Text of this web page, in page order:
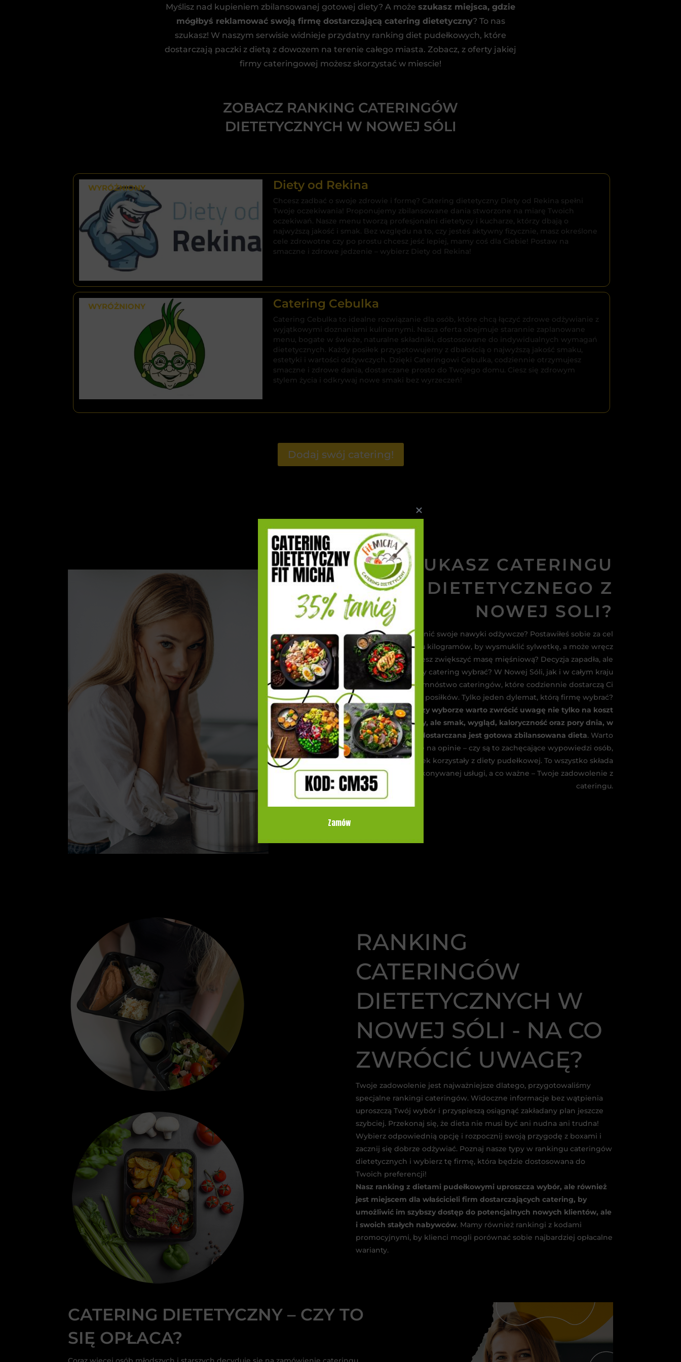
Myślisz nad kupieniem zbilansowanej gotowej diety? A może szukasz miejsca, gdzie
mógłbyś reklamować swoją firmę dostarczającą catering dietetyczny? To nas
szukasz! W naszym serwisie widnieje przydatny ranking diet pudełkowych, które
dostarczają paczki z dietą z dowozem na terenie całego miasta. Zobacz, z oferty jakiej
firmy cateringowej możesz skorzystać w miescie!
ZOBACZ RANKING CATERINGÓW
DIETETYCZNYCH W NOWEJ SÓLI
WYRÓŻNIONY Diety od Rekina
Chcesz zadbać o swoje zdrowie i formę? Catering dietetyczny Diety od Rekina spełni
Twoje oczekiwania! Proponujemy zbilansowane dania stworzone na miarę Twoich
oczekiwań. Nasze menu tworzą profesjonalni dietetycy i kucharze, którzy dbają o
najwyższą jakość i smak. Bez względu na to, czy jesteś aktywny fizycznie, masz określone
cele zdrowotne czy po prostu chcesz jeść lepiej, mamy coś dla Ciebie! Postaw na
smaczne i zdrowe jedzenie – wybierz Diety od Rekina!
WYRÓŻNIONY Catering Cebulka
Catering Cebulka to idealne rozwiązanie dla osób, które chcą łączyć zdrowe odżywianie z
wyjątkowymi doznaniami kulinarnymi. Nasza oferta obejmuje starannie zaplanowane
menu, bogate w świeże, naturalne składniki, dostosowane do indywidualnych wymagań
dietetycznych. Każdy posiłek przygotowujemy z dbałością o najwyższą jakość smaku,
estetyki i wartości odżywczych. Dzięki Cateringowi Cebulka, codziennie otrzymujesz
smaczne i zdrowe dania, dostarczane prosto do Twojego domu. Ciesz się zdrowym
stylem życia i odkrywaj nowe smaki bez wyrzeczeń!
Dodaj swój catering!
SZUKASZ CATERINGU
DIETETYCZNEGO Z
NOWEJ SOLI?
Planujesz przemienić swoje nawyki odżywcze? Postawiłeś sobie za cel
zgubienie kilku kilogramów, by wysmuklić sylwetkę, a może wręcz
przeciwnie – chcesz zwiększyć masę mięśniową? Decyzja zapadła, ale
nie wiesz który catering wybrać? W Nowej Sóli, jak i w całym kraju
funkcjonuje mnóstwo cateringów, które codziennie dostarczą Ci
zestaw gotowych posiłków. Tylko jeden dylemat, którą firmę wybrać?
Pamiętaj, że
przy wyborze warto zwrócić uwagę nie tylko na koszt
czy rodzaj diety, ale smak, wygląd, kaloryczność oraz pory dnia, w
których dostarczana jest gotowa zbilansowana dieta. Warto
popatrzyć także na opinie – czy są to zachęcające wypowiedzi osób,
które kiedykolwiek korzystały z diety pudełkowej. To wszystko składa
się na jakość wykonywanej usługi, a co ważne – Twoje zadowolenie z
cateringu.
RANKING
CATERINGÓW
DIETETYCZNYCH W
NOWEJ SÓLI - NA CO
ZWRÓCIĆ UWAGĘ?
Twoje zadowolenie jest najważniejsze dlatego, przygotowaliśmy
specjalne rankingi cateringów. Widoczne informacje bez wątpienia
uproszczą Twój wybór i przyspieszą osiągnąć zakładany plan jeszcze
szybciej. Przekonaj się, że dieta nie musi być ani nudna ani trudna!
Wybierz odpowiednią opcję i rozpocznij swoją przygodę z boxami i
zacznij się dobrze odżywiać. Poznaj nasze typy w rankingu cateringów
dietetycznych i wybierz tę firmę, która będzie dostosowana do
Twoich preferencji!
Nasz ranking z dietami pudełkowymi uproszcza wybór, ale również
jest miejscem dla właścicieli firm dostarczających catering, by
umożliwić im szybszy dostęp do potencjalnych nowych klientów, ale
i swoich stałych nabywców. Mamy również rankingi z kodami
promocyjnymi, by klienci mogli porównać sobie najbardziej opłacalne
warianty.
CATERING DIETETYCZNY – CZY TO
SIĘ OPŁACA?
Zjedz smacznie
i tanio!
Zamów